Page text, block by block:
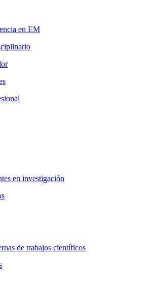
en EM
en investigación
de trabajos científicos